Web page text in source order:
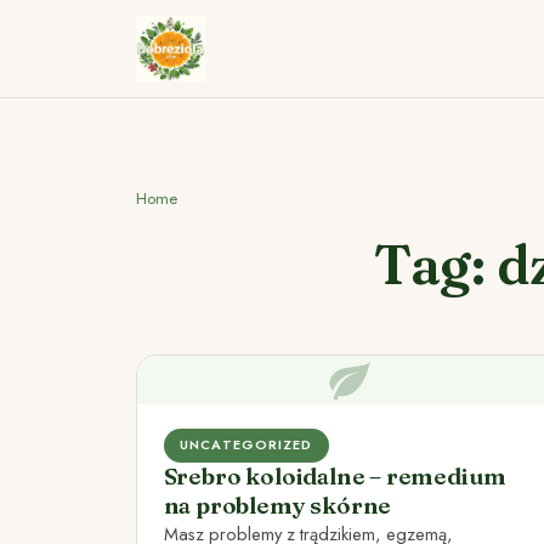
Home
Tag:
UNCATEGORIZED
Srebro koloidalne – remedium
na problemy skórne
Masz problemy z trądzikiem, egzemą,